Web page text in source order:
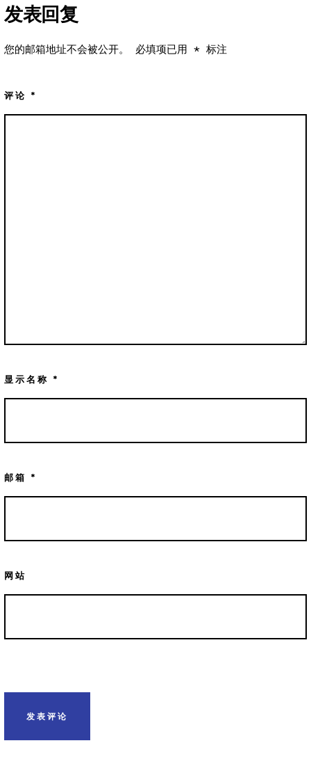
发表回复
您的邮箱地址不会被公开。 必填项已用* 标注
评论*
显示名称*
邮箱*
网站